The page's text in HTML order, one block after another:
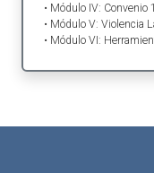
• Módulo IV: Convenio
• Módulo V: Violencia
• Módulo VI: